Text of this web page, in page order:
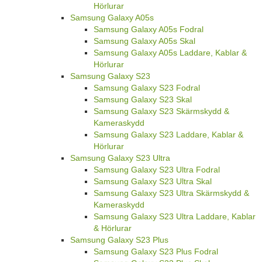
Hörlurar
Samsung Galaxy A05s
Samsung Galaxy A05s Fodral
Samsung Galaxy A05s Skal
Samsung Galaxy A05s Laddare, Kablar &
Hörlurar
Samsung Galaxy S23
Samsung Galaxy S23 Fodral
Samsung Galaxy S23 Skal
Samsung Galaxy S23 Skärmskydd &
Kameraskydd
Samsung Galaxy S23 Laddare, Kablar &
Hörlurar
Samsung Galaxy S23 Ultra
Samsung Galaxy S23 Ultra Fodral
Samsung Galaxy S23 Ultra Skal
Samsung Galaxy S23 Ultra Skärmskydd &
Kameraskydd
Samsung Galaxy S23 Ultra Laddare, Kablar
& Hörlurar
Samsung Galaxy S23 Plus
Samsung Galaxy S23 Plus Fodral